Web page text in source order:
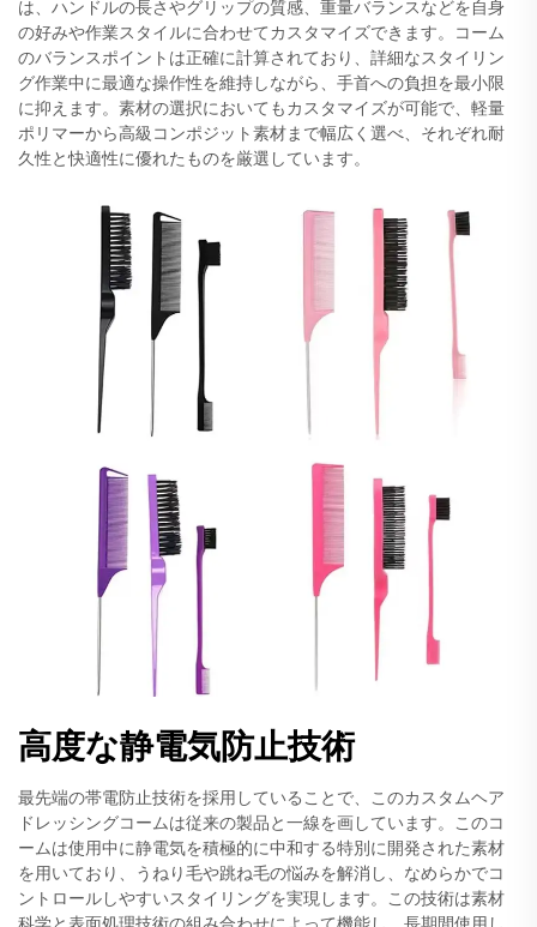
は、ハンドルの長さやグリップの質感、重量バランスなどを自身
の好みや作業スタイルに合わせてカスタマイズできます。コーム
のバランスポイントは正確に計算されており、詳細なスタイリン
グ作業中に最適な操作性を維持しながら、手首への負担を最小限
に抑えます。素材の選択においてもカスタマイズが可能で、軽量
ポリマーから高級コンポジット素材まで幅広く選べ、それぞれ耐
久性と快適性に優れたものを厳選しています。
高度な静電気防止技術
最先端の帯電防止技術を採用していることで、このカスタムヘア
ドレッシングコームは従来の製品と一線を画しています。このコ
ームは使用中に静電気を積極的に中和する特別に開発された素材
を用いており、うねり毛や跳ね毛の悩みを解消し、なめらかでコ
ントロールしやすいスタイリングを実現します。この技術は素材